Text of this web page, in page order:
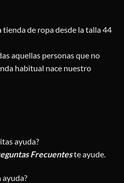
tienda de ropa desde la talla 44
aquellas personas que no
habitual nace nuestro
ayuda?
Frecuenteste ayude.
ayuda?